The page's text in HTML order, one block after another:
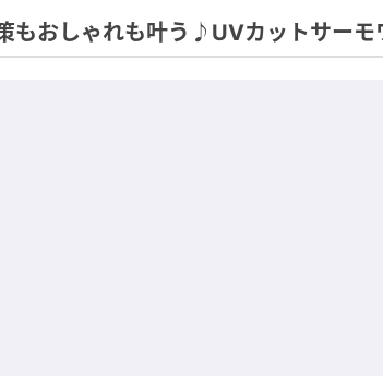
もおしゃれも叶う♪UVカットサーモ